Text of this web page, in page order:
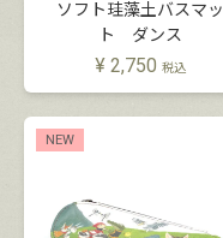
ソフト珪藻土バスマッ
ト ダンス
¥ 2,750 税込
NEW